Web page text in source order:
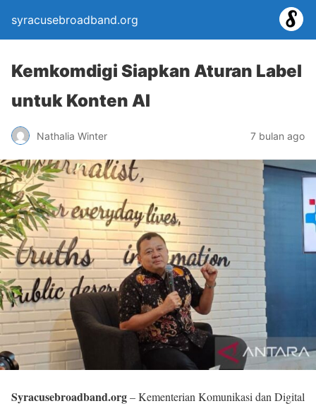
syracusebroadband.org
Kemkomdigi Siapkan Aturan Label
untuk Konten AI
Nathalia Winter 7 bulan ago
Syracusebroadband.org– Kementerian Komunikasi dan Digital